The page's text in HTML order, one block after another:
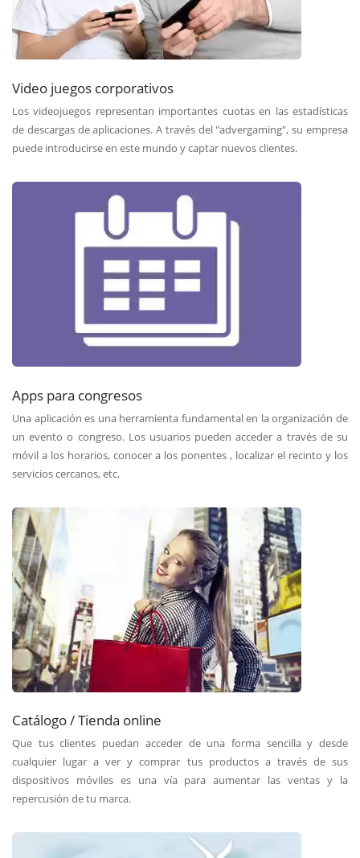
Video juegos corporativos
Los videojuegos representan importantes cuotas en las estadísticas
de descargas de aplicaciones. A través del "advergaming", su empresa
puede introducirse en este mundo y captar nuevos clientes.
Apps para congresos
Una aplicación es una herramienta fundamental en la organización de
un evento o congreso. Los usuarios pueden acceder a través de su
móvil a los horarios, conocer a los ponentes , localizar el recinto y los
servicios cercanos, etc.
Catálogo / Tienda online
Que tus clientes puedan acceder de una forma sencilla y desde
cualquier lugar a ver y comprar tus productos a través de sus
dispositivos móviles es una vía para aumentar las ventas y la
repercusión de tu marca.